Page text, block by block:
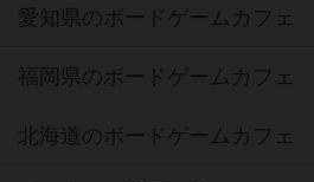
愛知県のボードゲームカフェ
福岡県のボードゲームカフェ
北海道のボードゲームカフェ